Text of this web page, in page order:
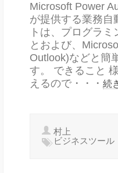
Microsoft Power
が提供する業務自
トは、プログラ
とおよび、
Outlook)などと簡
す。 できること
えるので・・・ 続
村上
ビジネスツール